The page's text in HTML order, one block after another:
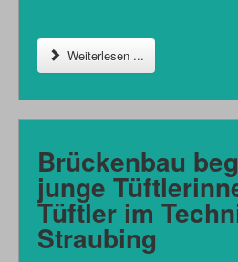
Weiterlesen ...
Brückenbau
junge
Tüftler im
Straubing